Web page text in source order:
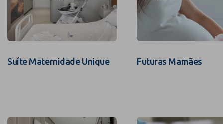
Suíte Maternidade Unique Futuras Mamães